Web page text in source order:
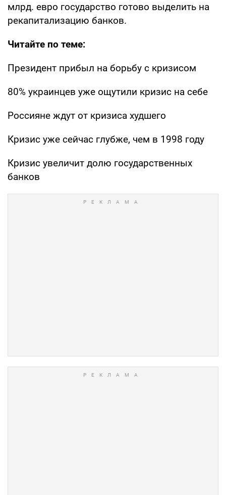
млрд. евро государство готово выделить на
рекапитализацию банков.
Читайте по теме:
Президент прибыл на борьбу с кризисом
80% украинцев уже ощутили кризис на себе
Россияне ждут от кризиса худшего
Кризис уже сейчас глубже, чем в 1998 году
Кризис увеличит долю государственных
банков